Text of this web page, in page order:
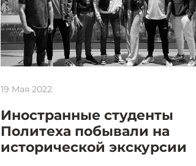
19 Мая 2022
Иностранные студенты
Политеха побывали на
исторической экскурсии